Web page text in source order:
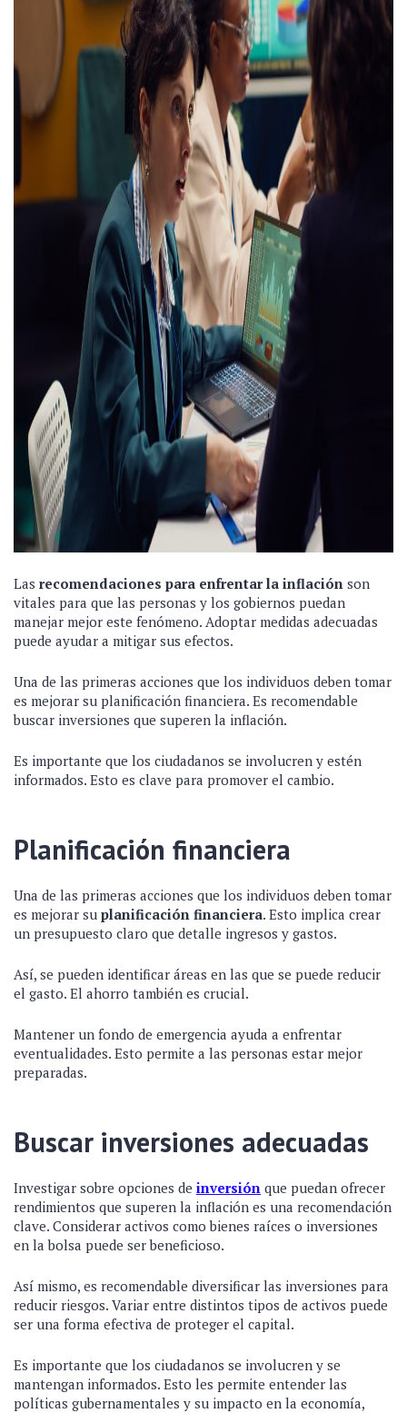
Las recomendaciones para enfrentar la inflación son
vitales para que las personas y los gobiernos puedan
manejar mejor este fenómeno. Adoptar medidas adecuadas
puede ayudar a mitigar sus efectos.
Una de las primeras acciones que los individuos deben tomar
es mejorar su planificación financiera. Es recomendable
buscar inversiones que superen la inflación.
Es importante que los ciudadanos se involucren y estén
informados. Esto es clave para promover el cambio.
Planificación financiera
Una de las primeras acciones que los individuos deben tomar
es mejorar su planificación financiera. Esto implica crear
un presupuesto claro que detalle ingresos y gastos.
Así, se pueden identificar áreas en las que se puede reducir
el gasto. El ahorro también es crucial.
Mantener un fondo de emergencia ayuda a enfrentar
eventualidades. Esto permite a las personas estar mejor
preparadas.
Buscar inversiones adecuadas
Investigar sobre opciones de inversión que puedan ofrecer
rendimientos que superen la inflación es una recomendación
clave. Considerar activos como bienes raíces o inversiones
en la bolsa puede ser beneficioso.
Así mismo, es recomendable diversificar las inversiones para
reducir riesgos. Variar entre distintos tipos de activos puede
ser una forma efectiva de proteger el capital.
Es importante que los ciudadanos se involucren y se
mantengan informados. Esto les permite entender las
políticas gubernamentales y su impacto en la economía,